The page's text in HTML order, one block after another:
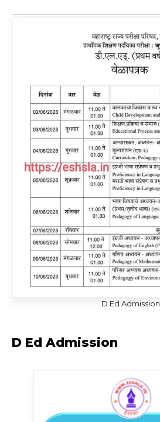
D Ed Admission
D Ed Admission